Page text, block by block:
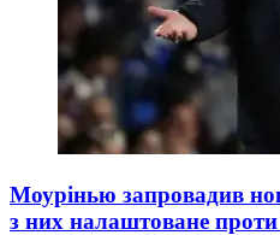
Моурінью запровадив
з них налаштоване